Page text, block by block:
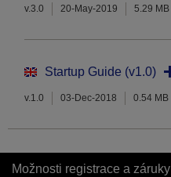
v.3.0 20-May-2019 5.29 MB
Startup Guide (v1.0)
v.1.0 03-Dec-2018 0.54 MB
Možnosti registrace a záruky